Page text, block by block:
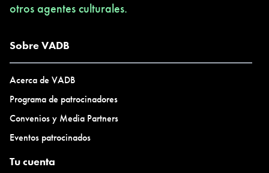
otros agentes culturales.
Sobre VADB
Acerca de VADB
Programa de patrocinadores
Convenios y Media Partners
Eventos patrocinados
Tu cuenta